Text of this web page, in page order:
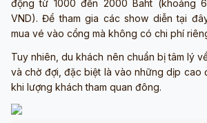
động từ 1000 đến 2000 Baht (khoảng
VND). Để tham gia các show diễn tại
mua vé vào cổng mà không có chi phí
Tuy nhiên, du khách nên chuẩn bị tâm lý
và chờ đợi, đặc biệt là vào những dịp cao
khi lượng khách tham quan đông.